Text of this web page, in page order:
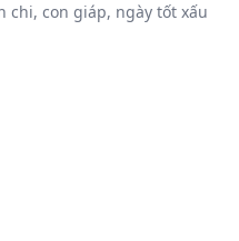
chi, con giáp, ngày tốt xấu